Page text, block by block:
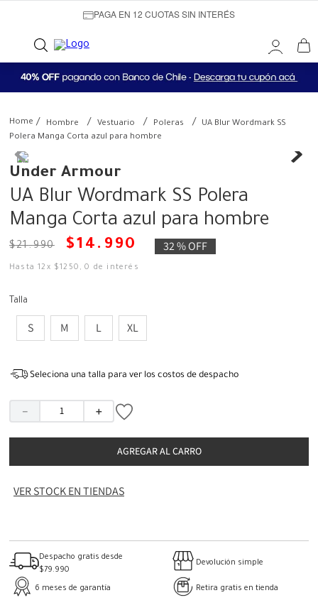
PAGA EN 12 CUOTAS SIN INTERÉS
Hombre Vestuario Poleras
UA Blur Wordmark SS
Polera Manga Corta azul para hombre
Under Armour
UA Blur Wordmark SS Polera
Manga Corta azul para hombre
$21.990 $14 . 990 32 %OFF
Hasta12 x $1250 ,0 de interés
Talla
S M L XL
Seleciona una talla para ver los costos de despacho
＋
－
AGREGAR AL CARRO
VER STOCK EN TIENDAS
Despacho gratis desde
$79.990
Devolución simple
6 meses de garantía Retira gratis en tienda